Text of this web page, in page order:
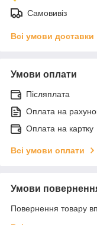
Самовивіз
Всі умови доставки
Умови оплати
Післяплата
Оплата на
Оплата на картку
Всі умови оплати
Умови
Повернення товару